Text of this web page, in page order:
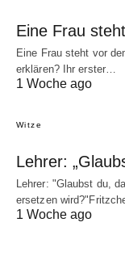
Eine Frau
Eine Frau steht vor
erklären? Ihr erster…
1 Woche ago
Witze
Lehrer:
Lehrer: "Glaubst du,
ersetzen
1 Woche ago